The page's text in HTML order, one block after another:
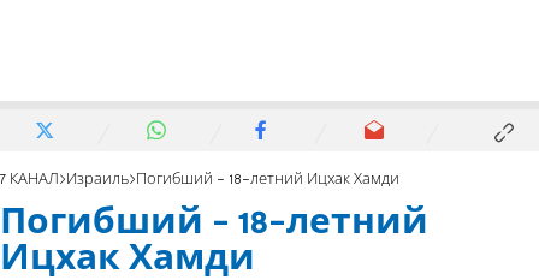
7 КАНАЛ Израиль Погибший - 18-летний Ицхак Хамди
Погибший - 18-летний
Ицхак Хамди